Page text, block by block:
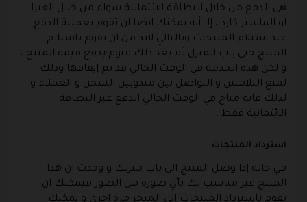
هي الدفع من خلال البطاقة الائتمانية سواء من خلال الفيزا
او الماستر كارد ، إلا أنه يمكنك ايضا ان تقوم بعملية الدفع
عند استلام المنتجات وبالتالي لابد من ان تقوم باستلام
المنتج حتى باب المنزل ثم بعد ذلك قتوم بدفع قيمة المنتج ،
و لكن هذه الخدمة في الوقت الحالي قد تم إيقافها وذلك
لمنع التلامس و التواصل بين مندوبين الشحن و العملاء و
لذلك فانه متاح في الوقت الحالي الدفع عبر البطاقة
الائتمانية فقط .
استرداد المنتجات
في حالة إذا وصل المنتج الى باب منزلك و وجدت ان هذا
المنتج غير مناسب لك بأي صورة من الصور فيمكنك ان
تقوم باسترداد المنتجات الى المتجر مرة اخرى و يمكنك